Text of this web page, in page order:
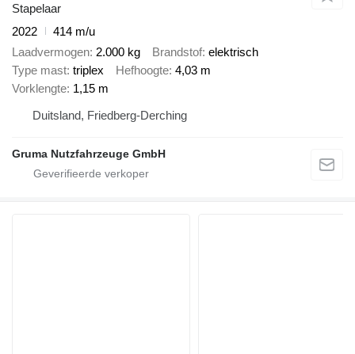
Stapelaar
2022
414 m/u
Laadvermogen 2.000 kg Brandstof elektrisch
Type mast triplex Hefhoogte 4,03 m
Vorklengte 1,15 m
Duitsland, Friedberg-Derching
Gruma Nutzfahrzeuge GmbH